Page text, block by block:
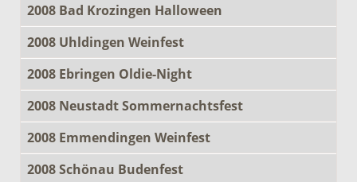
2008 Bad Krozingen Halloween
2008 Uhldingen Weinfest
2008 Ebringen Oldie-Night
2008 Neustadt Sommernachtsfest
2008 Emmendingen Weinfest
2008 Schönau Budenfest